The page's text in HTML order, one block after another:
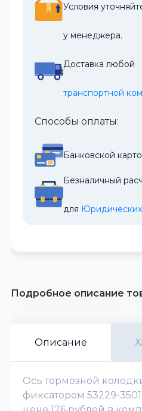
Условия
у менеджера.
Доставка любой
транспортной
Способы оплаты:
Банковской
Безналичный
для
Подробное описание
Описание
Ось тормозной
фиксатором 53229-